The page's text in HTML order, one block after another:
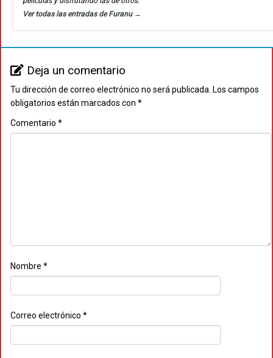
Ver todas las entradas de Furanu →
Deja un comentario
Tu dirección de correo electrónico no será publicada. Los campos
obligatorios están marcados con *
Comentario *
Nombre *
Correo electrónico *